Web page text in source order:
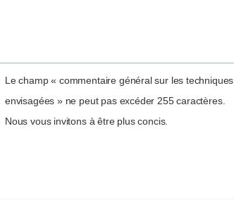
Le champ « commentaire général sur les techniques
envisagées » ne peut pas excéder 255 caractères.
Nous vous invitons à être plus concis.